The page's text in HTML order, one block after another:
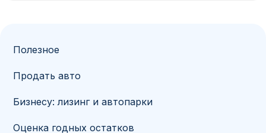
Полезное
Продать авто
Бизнесу: лизинг и автопарки
Оценка годных остатков